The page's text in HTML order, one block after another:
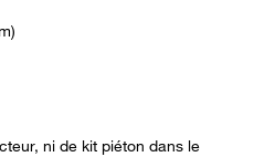
ni de kit piéton dans le